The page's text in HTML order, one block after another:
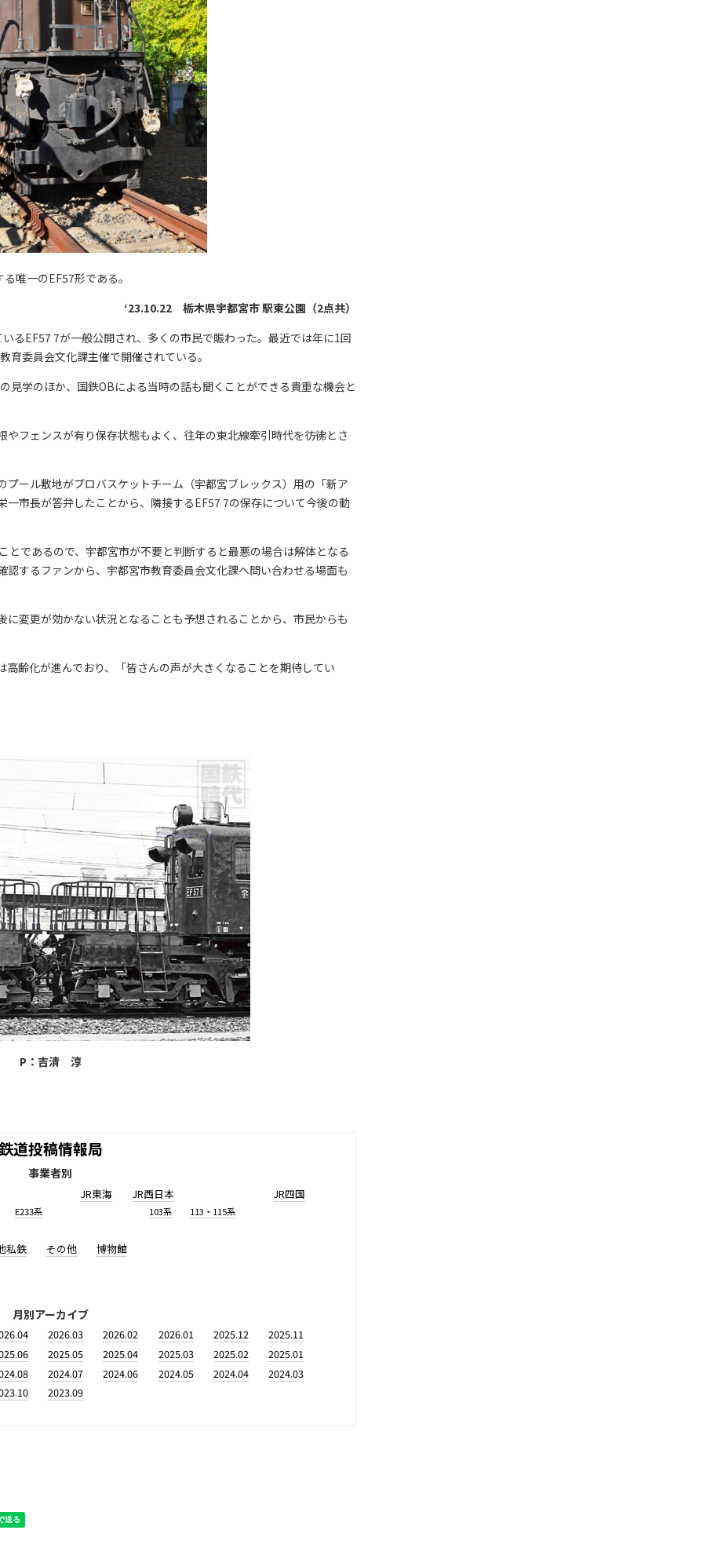
唯一のEF57形である。
‘23.10.22 栃木県宇都宮市 駅東公園（2点共）
EF57 7が一般公開され、多くの市民で賑わった。最近では年に1回
委員会文化課主催で開催されている。
学のほか、国鉄OBによる当時の話も聞くことができる貴重な機会と
フェンスが有り保存状態もよく、往年の東北線牽引時代を彷彿とさ
ール敷地がプロバスケットチーム（宇都宮ブレックス）用の「新ア
市長が答弁したことから、隣接するEF57 7の保存について今後の動
であるので、宇都宮市が不要と判断すると最悪の場合は解体となる
するファンから、宇都宮市教育委員会文化課へ問い合わせる場面も
変更が効かない状況となることも予想されることから、市民からも
齢化が進んでおり、「皆さんの声が大きくなることを期待してい
P：吉清 淳
道投稿情報局
事業者別
E233系
JR東海 JR西日本
103系 113・115系
JR四国
私鉄 その他 博物館
月別アーカイブ
2026.03 2026.02 2026.01 2025.12
2025.11
2025.05 2025.04 2025.03 2025.02
2025.01
2024.07 2024.06 2024.05 2024.04
2024.03
2023.09